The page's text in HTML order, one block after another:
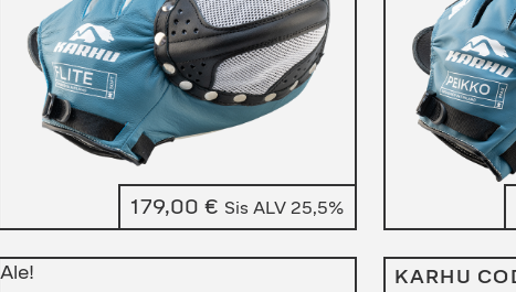
179,00€ Sis ALV 25,5%
Ale!
KARHU